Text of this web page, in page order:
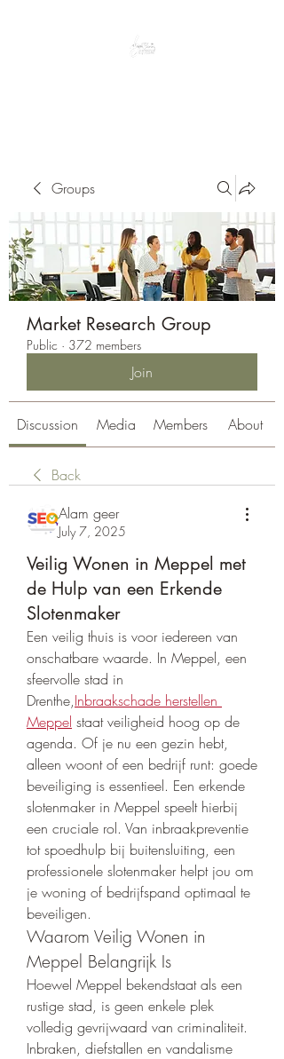
Groups
Market Research Group
Public · 372 members
Join
Discussion Media Members About
Back
Alam geer
July 7, 2025
Veilig Wonen in Meppel met
de Hulp van een Erkende
Slotenmaker
Een veilig thuis is voor iedereen van
onschatbare waarde. In Meppel, een
sfeervolle stad in
Drenthe,Inbraakschade herstellen
Meppel staat veiligheid hoog op de
agenda. Of je nu een gezin hebt,
alleen woont of een bedrijf runt: goede
beveiliging is essentieel. Een erkende
slotenmaker in Meppel speelt hierbij
een cruciale rol. Van inbraakpreventie
tot spoedhulp bij buitensluiting, een
professionele slotenmaker helpt jou om
je woning of bedrijfspand optimaal te
beveiligen.
Waarom Veilig Wonen in
Meppel Belangrijk Is
Hoewel Meppel bekendstaat als een
rustige stad, is geen enkele plek
volledig gevrijwaard van criminaliteit.
Inbraken, diefstallen en vandalisme